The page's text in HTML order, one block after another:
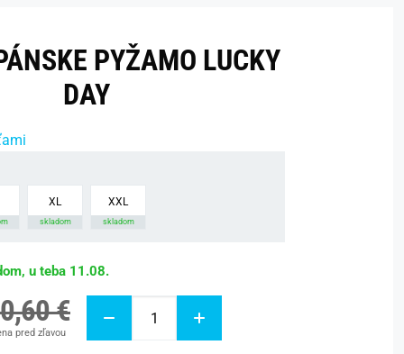
PYŽAMO LUCKY
DAY
XL
skladom
XXL
skladom
u teba 11.08.
€
pred zľavou